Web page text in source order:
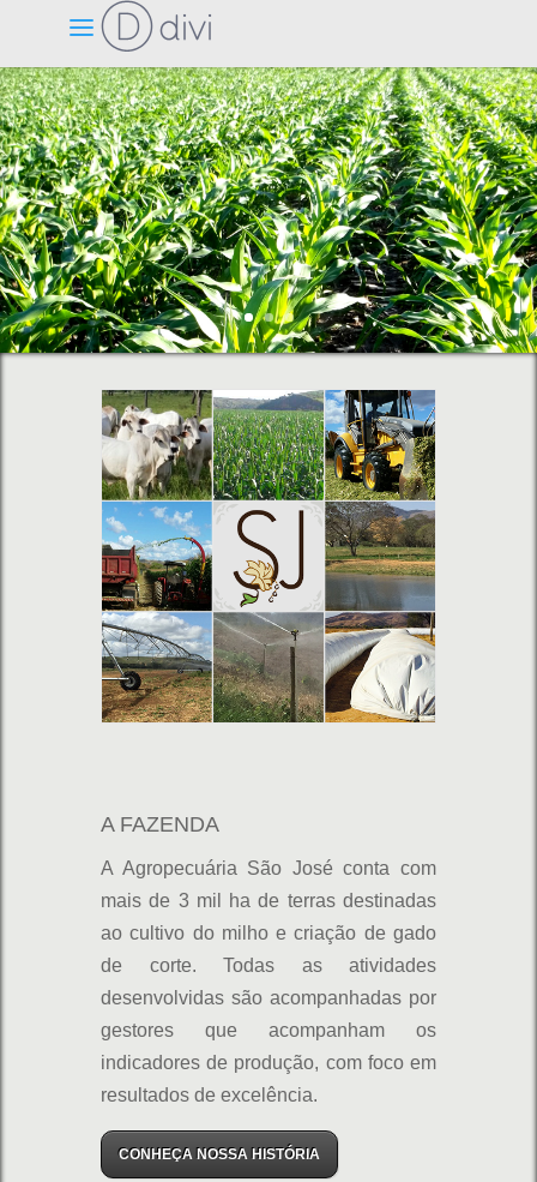
A FAZENDA
A Agropecuária São José conta com
mais de 3 mil ha de terras destinadas
ao cultivo do milho e criação de gado
de corte. Todas as atividades
desenvolvidas são acompanhadas por
gestores que acompanham os
indicadores de produção, com foco em
resultados de excelência.
CONHEÇA NOSSA HISTÓRIA